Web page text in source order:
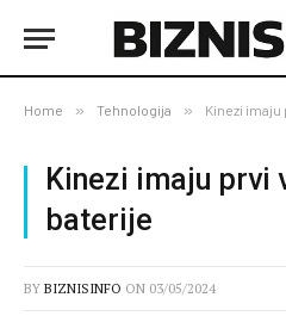
Home » Tehnologija » Kinezi
Kinezi imaju prvi
baterije
BY BIZNISINFO ON 03/05/2024